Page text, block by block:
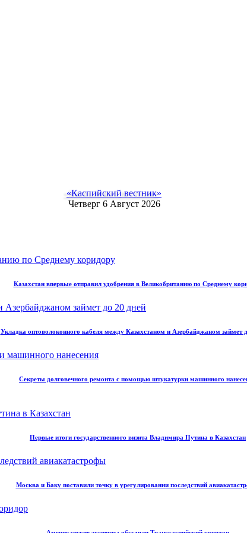
«Каспийский вестник»
Четверг 6 Август 2026
Казахстан впервые отправил удобрения в Великобританию по Среднему
Укладка оптоволоконного кабеля между Казахстаном и Азербайджаном займет
Секреты долговечного ремонта с помощью штукатурки машинного
Первые итоги государственного визита Владимира Путина в Казахстан
Москва и Баку поставили точку в урегулировании последствий